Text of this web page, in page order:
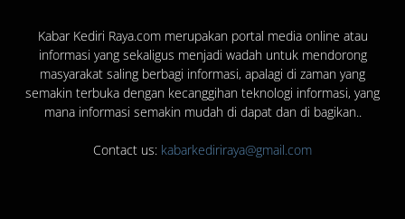
Kabar Kediri Raya.com merupakan portal media online atau
informasi yang sekaligus menjadi wadah untuk mendorong
masyarakat saling berbagi informasi, apalagi di zaman yang
semakin terbuka dengan kecanggihan teknologi informasi, yang
mana informasi semakin mudah di dapat dan di bagikan..
Contact us: kabarkediriraya@gmail.com